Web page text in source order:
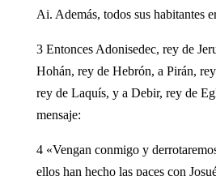
Ai. Además, todos sus habitantes
3 Entonces Adonisedec, rey de
Hohán, rey de Hebrón, a Pirán,
rey de Laquís, y a Debir, rey de
mensaje:
4 «Vengan conmigo y
ellos han hecho las paces con